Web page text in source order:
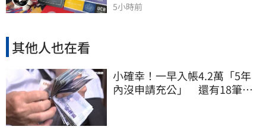
5小時前
其他人也在看
小確幸！一早入帳4.2萬「5年
內沒申請充公」 還有18筆錢